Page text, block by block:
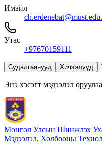
Имэйл
Утас
+97670159111
Судалгаанууд Хичээлүүд
Энэ хэсэгт мэдээлэл
Монгол Улсын Шинжлэх
Мэдээлэл, Холбооны